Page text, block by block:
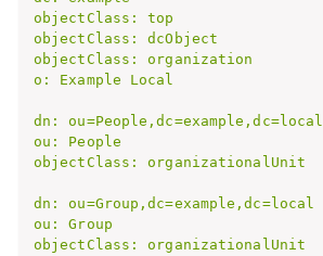
objectClass: top
objectClass: dcObject
objectClass: organization
o: Example Local
dn: ou=People,dc=example,dc=local
ou: People
objectClass: organizationalUnit
dn: ou=Group,dc=example,dc=local
ou: Group
objectClass: organizationalUnit